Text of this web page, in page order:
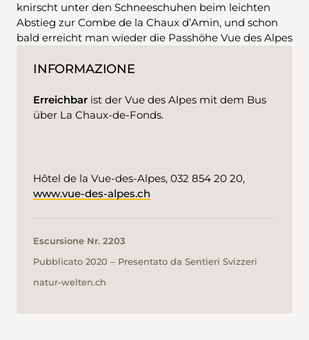
knirscht unter den Schneeschuhen beim leichten
Abstieg zur Combe de la Chaux d’Amin, und schon
bald erreicht man wieder die Passhöhe Vue des Alpes
INFORMAZIONE
Erreichbar ist der Vue des Alpes mit dem Bus
über La Chaux-de-Fonds.
Hôtel de la Vue-des-Alpes, 032 854 20 20,
www.vue-des-alpes.ch
Escursione Nr. 2203
Pubblicato 2020 ‒ Presentato da Sentieri Svizzeri
natur-welten.ch